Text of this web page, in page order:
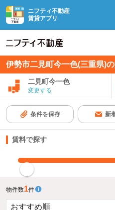
ニフティ不動産
賃貸アプリ
伊勢市二見町今一色(三重県)
二見町今一色
変更する
条件を保存 新
賃料で探す
物件数1件